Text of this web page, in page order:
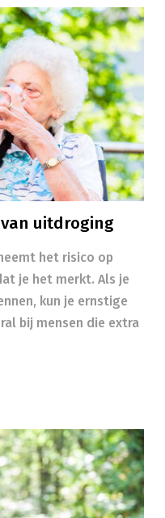
uitdroging
het risico op
je het merkt. Als je
kun je ernstige
bij mensen die extra